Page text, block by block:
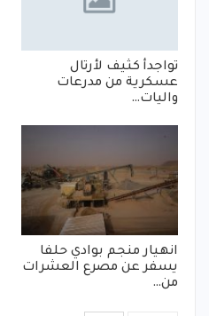
تواجدأ كثيف لأرتال
عسكرية من مدرعات
واليات…
انهيار منجم بوادي حلفا
يسفر عن مصرع العشرات
من…